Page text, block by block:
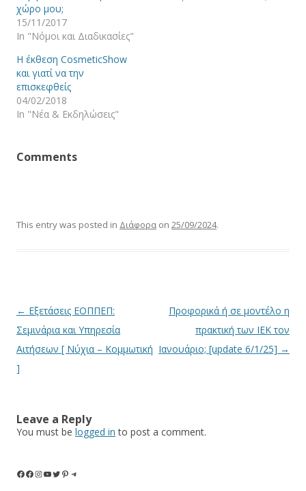
χώρο μου;
15/11/2017
In "Νόμοι και Διαδικασίες"
Η έκθεση CosmeticShow
και γιατί να την
επισκεφθείς
04/02/2018
In "Νέα & Εκδηλώσεις"
Comments
This entry was posted in Διάφορα on 25/09/2024.
Post
navigation
← Εξετάσεις ΕΟΠΠΕΠ:
Σεμινάρια και Υπηρεσία
Αιτήσεων [ Νύχια – Κομμωτική
]
Προφορικά ή σε μοντέλο η
πρακτική των ΙΕΚ τον
Ιανουάριο; [update 6/1/25] →
Leave a Reply
You must be logged in to post a comment.
Facebook
ddInstagram
YouTube
Twitter
Pinterest
Telegram